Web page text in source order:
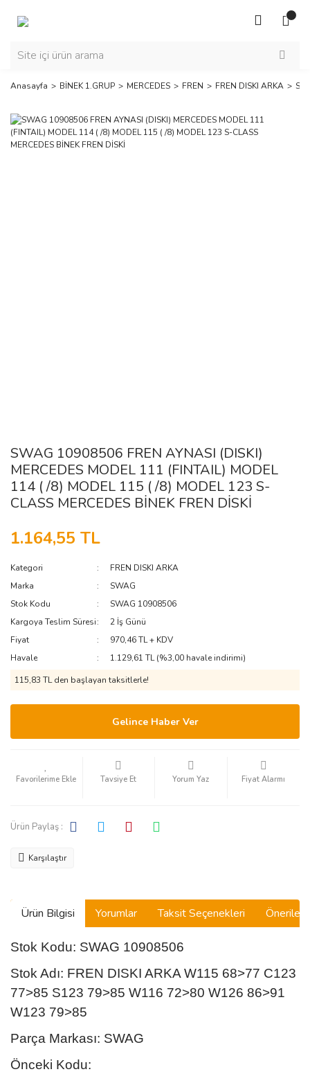
Anasayfa BİNEK 1.GRUP MERCEDES FREN FREN DISKI ARKA
SWAG 10908506 FREN AYNASI (DISKI)
MERCEDES MODEL 111 (FINTAIL) MODEL
114 ( /8) MODEL 115 ( /8) MODEL 123 S-
CLASS MERCEDES BİNEK FREN DİSKİ
1.164,55 TL
Kategori
FREN DISKI ARKA
Marka
SWAG
Stok Kodu
SWAG 10908506
Kargoya Teslim Süresi
2 İş Günü
Fiyat
970,46 TL + KDV
Havale
1.129,61 TL (%3,00 havale indirimi)
115,83 TL den başlayan taksitlerle!
Gelince Haber Ver
Tavsiye Et Yorum Yaz Fiyat Alarmı
Ürün Paylaş :
Karşılaştır
Ürün Bilgisi Yorumlar Taksit Seçenekleri
Stok Kodu: SWAG 10908506
Stok Adı: FREN DISKI ARKA W115 68>77 C123
77>85 S123 79>85 W116 72>80 W126 86>91
W123 79>85
Parça Markası: SWAG
Önceki Kodu: